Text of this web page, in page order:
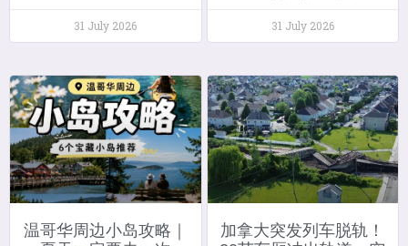
31 July 2026 31 July 2026
温哥华周边小岛攻略｜
加拿大突发列车脱轨！